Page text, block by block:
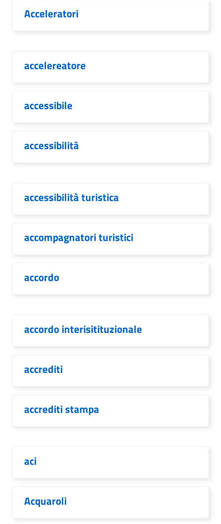
Acceleratori
accelereatore
accessibile
accessibilità
accessibilità turistica
accompagnatori turistici
accordo
accordo interisitituzionale
accrediti
accrediti stampa
aci
Acquaroli